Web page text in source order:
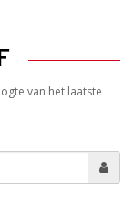
van het laatste